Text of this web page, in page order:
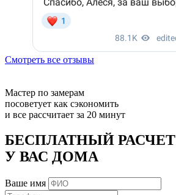
Смотреть все отзывы
Мастер по замерам
посоветует как сэкономить
и все рассчитает за 20 минут
БЕСПЛАТНЫЙ РАСЧЕТ
У ВАС ДОМА
Ваше имя